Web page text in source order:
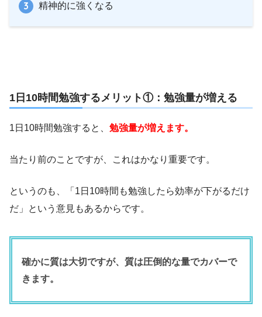
精神的に強くなる
1日10時間勉強するメリット①：勉強量が増える
1日10時間勉強すると、 勉強量が増えます。
当たり前のことですが、これはかなり重要です。
というのも、「1日10時間も勉強したら効率が下がるだけ
だ」という意見もあるからです。
確かに質は大切ですが、質は圧倒的な量でカバーで
きます。